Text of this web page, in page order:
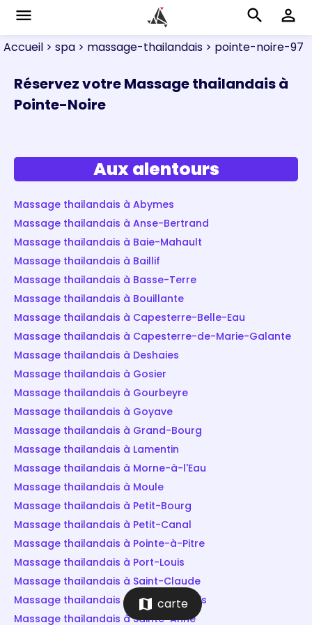
menu search perm_identity
Accueil > spa > massage-thailandais > pointe-noire-97
Réservez votre Massage thailandais à
Pointe-Noire
Aux alentours
Massage thailandais à Abymes
Massage thailandais à Anse-Bertrand
Massage thailandais à Baie-Mahault
Massage thailandais à Baillif
Massage thailandais à Basse-Terre
Massage thailandais à Bouillante
Massage thailandais à Capesterre-Belle-Eau
Massage thailandais à Capesterre-de-Marie-Galante
Massage thailandais à Deshaies
Massage thailandais à Gosier
Massage thailandais à Gourbeyre
Massage thailandais à Goyave
Massage thailandais à Grand-Bourg
Massage thailandais à Lamentin
Massage thailandais à Morne-à-l'Eau
Massage thailandais à Moule
Massage thailandais à Petit-Bourg
Massage thailandais à Petit-Canal
Massage thailandais à Pointe-à-Pitre
Massage thailandais à Port-Louis
Massage thailandais à Saint-Claude
Massage thailandais à Saint-François
Massage thailandais à Sainte-Anne
map carte